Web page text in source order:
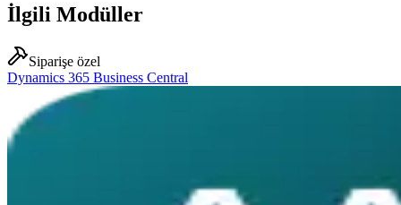
İlgili Modüller
Siparişe özel
Dynamics 365 Business Central